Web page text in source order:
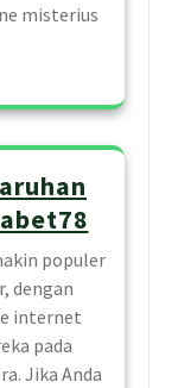
misterius
populer
dengan
internet
pada
Jika Anda